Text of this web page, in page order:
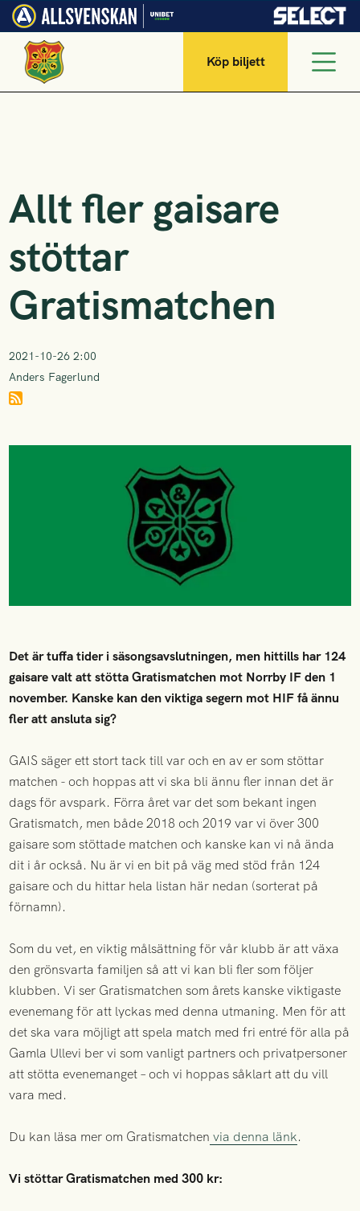
Köp biljett
Allt fler gaisare
stöttar
Gratismatchen
2021-10-26 2:00
Anders Fagerlund
Det är tuffa tider i säsongsavslutningen, men hittills har 124
gaisare valt att stötta Gratismatchen mot Norrby IF den 1
november. Kanske kan den viktiga segern mot HIF få ännu
fler att ansluta sig?
GAIS säger ett stort tack till var och en av er som stöttar
matchen - och hoppas att vi ska bli ännu fler innan det är
dags för avspark. Förra året var det som bekant ingen
Gratismatch, men både 2018 och 2019 var vi över 300
gaisare som stöttade matchen och kanske kan vi nå ända
dit i år också. Nu är vi en bit på väg med stöd från 124
gaisare och du hittar hela listan här nedan (sorterat på
förnamn).
Som du vet, en viktig målsättning för vår klubb är att växa
den grönsvarta familjen så att vi kan bli fler som följer
klubben. Vi ser Gratismatchen som årets kanske viktigaste
evenemang för att lyckas med denna utmaning. Men för att
det ska vara möjligt att spela match med fri entré för alla på
Gamla Ullevi ber vi som vanligt partners och privatpersoner
att stötta evenemanget – och vi hoppas såklart att du vill
vara med.
Du kan läsa mer om Gratismatchen via denna länk.
Vi stöttar Gratismatchen med 300 kr: